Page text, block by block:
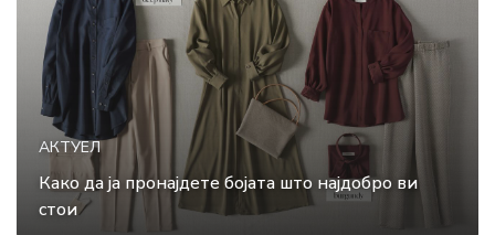
АКТУЕЛ
Како да ја пронајдете бојата што најдобро ви
стои